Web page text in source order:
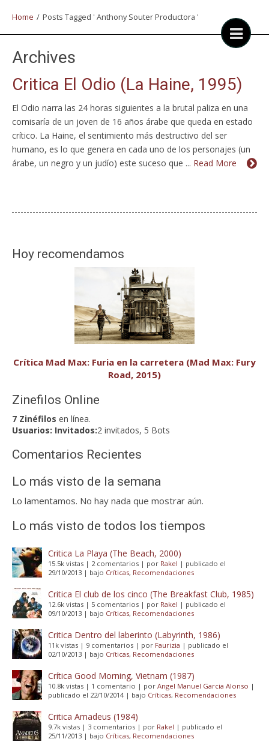
Home / Posts Tagged ' Anthony Souter Productora '
Archives
Critica El Odio (La Haine, 1995)
El Odio narra las 24 horas siguientes a la brutal paliza en una
comisaría de un joven de 16 años árabe que queda en estado
crítico. La Haine, el sentimiento más destructivo del ser
humano, es lo que genera en cada uno de los personajes (un
árabe, un negro y un judío) este suceso que ... Read More
Hoy recomendamos
Crítica Mad Max: Furia en la carretera (Mad Max: Fury
Road, 2015)
Zinefilos Online
7 Zinéfilos en línea.
Usuarios: Invitados:2 invitados, 5 Bots
Comentarios Recientes
Lo más visto de la semana
Lo lamentamos. No hay nada que mostrar aún.
Lo más visto de todos los tiempos
Critica La Playa (The Beach, 2000)
15.5k vistas | 2 comentarios | por Rakel | publicado el
29/10/2013 | bajo Críticas, Recomendaciones
Critica El club de los cinco (The Breakfast Club, 1985)
12.6k vistas | 5 comentarios | por Rakel | publicado el
09/10/2013 | bajo Críticas, Recomendaciones
Critica Dentro del laberinto (Labyrinth, 1986)
11k vistas | 9 comentarios | por Faurizia | publicado el
02/10/2013 | bajo Críticas, Recomendaciones
Crítica Good Morning, Vietnam (1987)
10.8k vistas | 1 comentario | por Angel Manuel Garcia Alonso |
publicado el 22/10/2014| bajo Críticas, Recomendaciones
Critica Amadeus (1984)
9.7k vistas | 3 comentarios | por Rakel | publicado el
25/11/2013 | bajo Críticas, Recomendaciones